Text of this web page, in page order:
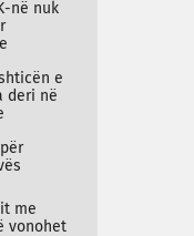
në nuk
e
deri në
me
vonohet